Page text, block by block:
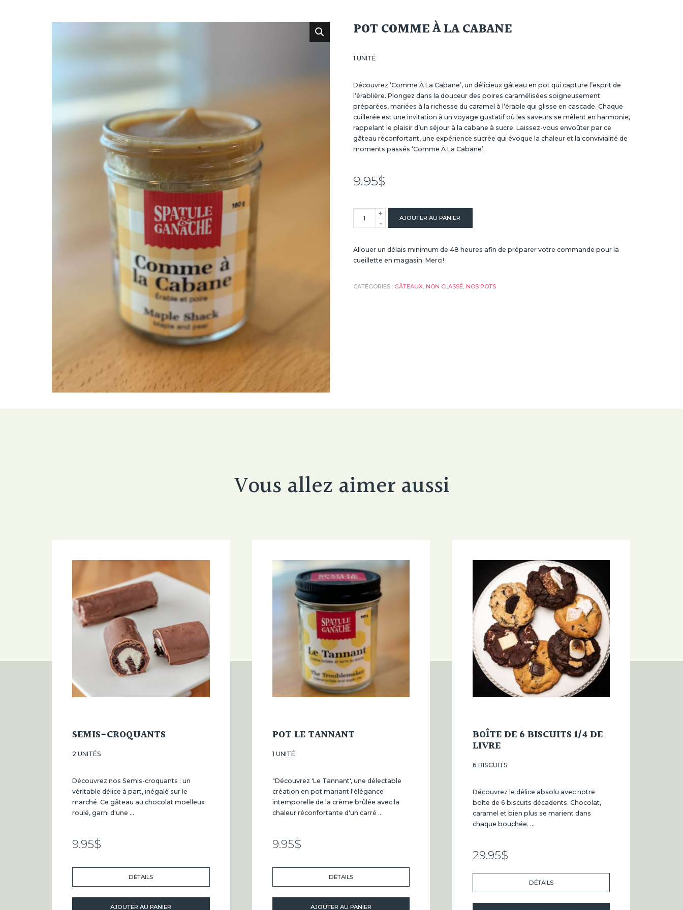
POT COMME À LA CABANE
1 UNITÉ
Découvrez ‘Comme À La Cabane’, un délicieux gâteau en pot qui capture l’esprit de
l’érablière. Plongez dans la douceur des poires caramélisées soigneusement
préparées, mariées à la richesse du caramel à l’érable qui glisse en cascade. Chaque
cuillerée est une invitation à un voyage gustatif où les saveurs se mêlent en harmonie,
rappelant le plaisir d’un séjour à la cabane à sucre. Laissez-vous envoûter par ce
gâteau réconfortant, une expérience sucrée qui évoque la chaleur et la convivialité de
moments passés ‘Comme À La Cabane’.
9.95$
quantité
de
Comme
La
+
-
AJOUTER AU PANIER
Allouer un délais minimum de 48 heures afin de préparer votre commande pour la
cueillette en magasin. Merci!
CATÉGORIES : GÂTEAUX NON CLASSÉ, NOS POTS
Vous allez aimer aussi
SEMIS-CROQUANTS
2 UNITÉS
Découvrez nos Semis-croquants : un
véritable délice à part, inégalé sur le
marché. Ce gâteau au chocolat moelleux
roulé, garni d'une ...
9.95$
DÉTAILS
AJOUTER AU PANIER
POT LE TANNANT
1 UNITÉ
"Découvrez 'Le Tannant', une délectable
création en pot mariant l'élégance
intemporelle de la crème brûlée avec la
chaleur réconfortante d'un carré ...
9.95$
DÉTAILS
AJOUTER AU PANIER
BOÎTE DE 6 BISCUITS 1/4 DE
LIVRE
6 BISCUITS
Découvrez le délice absolu avec notre
boîte de 6 biscuits décadents. Chocolat,
caramel et bien plus se marient dans
chaque bouchée. ...
29.95$
DÉTAILS